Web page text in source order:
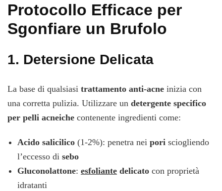
Protocollo Efficace per
Sgonfiare un Brufolo
1. Detersione Delicata
La base di qualsiasi trattamento anti-acne inizia con
una corretta pulizia. Utilizzare un detergente specifico
per pelli acneiche contenente ingredienti come:
Acido salicilico (1-2%): penetra nei pori sciogliendo
l’eccesso di sebo
Gluconolattone: esfoliante delicato con proprietà
idratanti